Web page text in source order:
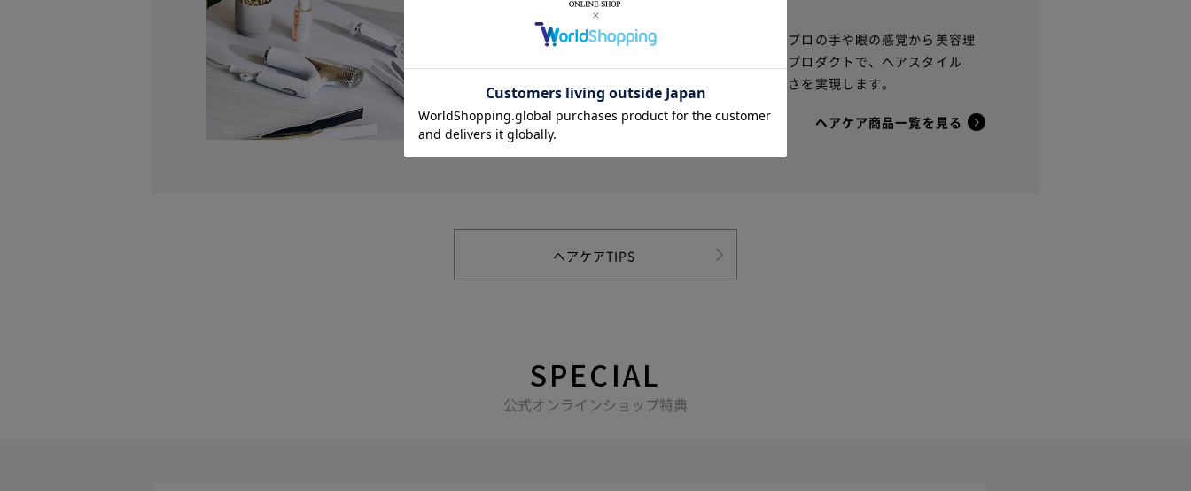
リファのヘアケア
トップサロンのスタイリストと共同開発。プロの手や眼の感覚から美容理
論に至るまですべてを知り尽くし開発したプロダクトで、ヘアスタイル
も、髪一本一本の質感までも思い描く美しさを実現します。
ヘアケア商品一覧を見る
ヘアケアTIPS
SPECIAL
公式オンラインショップ特典